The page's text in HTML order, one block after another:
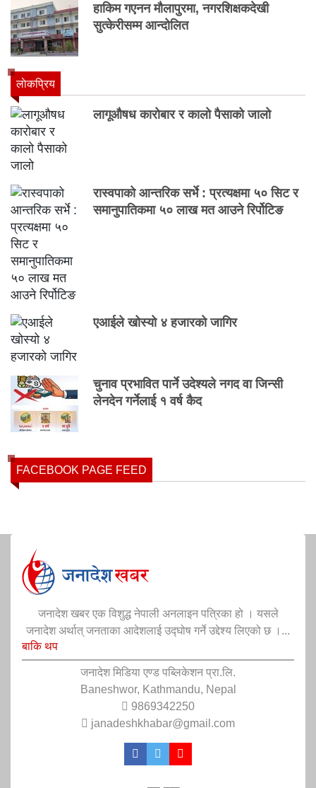
हाकिम गएनन मौलापुरमा, नगरशिक्षकदेखी
सुत्केरीसम्म आन्दोलित
लाेकप्रिय
लागूऔषध कारोबार र कालो पैसाको जालो
रास्वपाको आन्तरिक सर्भे : प्रत्यक्षमा ५० सिट र
समानुपातिकमा ५० लाख मत आउने रिर्पोटिङ
एआईले खोस्यो ४ हजारको जागिर
चुनाव प्रभावित पार्ने उदेश्यले नगद वा जिन्सी
लेनदेन गर्नेलाई १ वर्ष कैद
FACEBOOK PAGE FEED
जनादेश खबर एक विशुद्ध नेपाली अनलाइन पत्रिका हो । यसले
जनादेश अर्थात् जनताका आदेशलाई उद्घोष गर्ने उद्देश्य लिएको छ ।...
बाकि थप
जनादेश मिडिया एण्ड पब्लिकेशन प्रा.लि.
Baneshwor, Kathmandu, Nepal
9869342250
janadeshkhabar@gmail.com